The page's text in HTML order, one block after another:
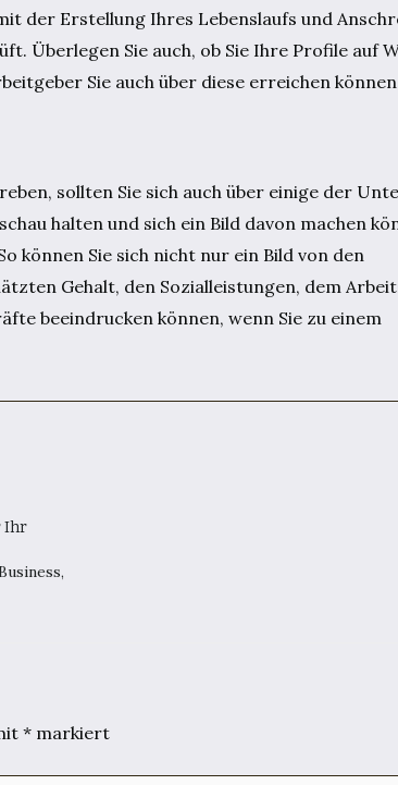
der Erstellung Ihres Lebenslaufs und
Überlegen Sie auch, ob Sie Ihre Profile auf
Sie auch über diese erreichen
sollten Sie sich auch über einige der
halten und sich ein Bild davon machen
können Sie sich nicht nur ein Bild von den
Gehalt, den Sozialleistungen, dem
beeindrucken können, wenn Sie zu einem
Ihr
,
* markiert